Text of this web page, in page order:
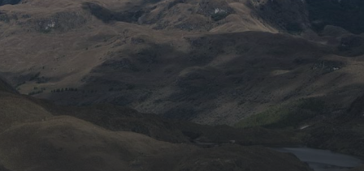
mesure à la
technologie de pointe
en matière de forage
par carottage.